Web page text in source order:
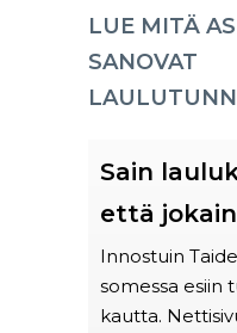
LUE MITÄ
SANOVAT
Sain
että
Innostuin
somessa esiin
kautta.